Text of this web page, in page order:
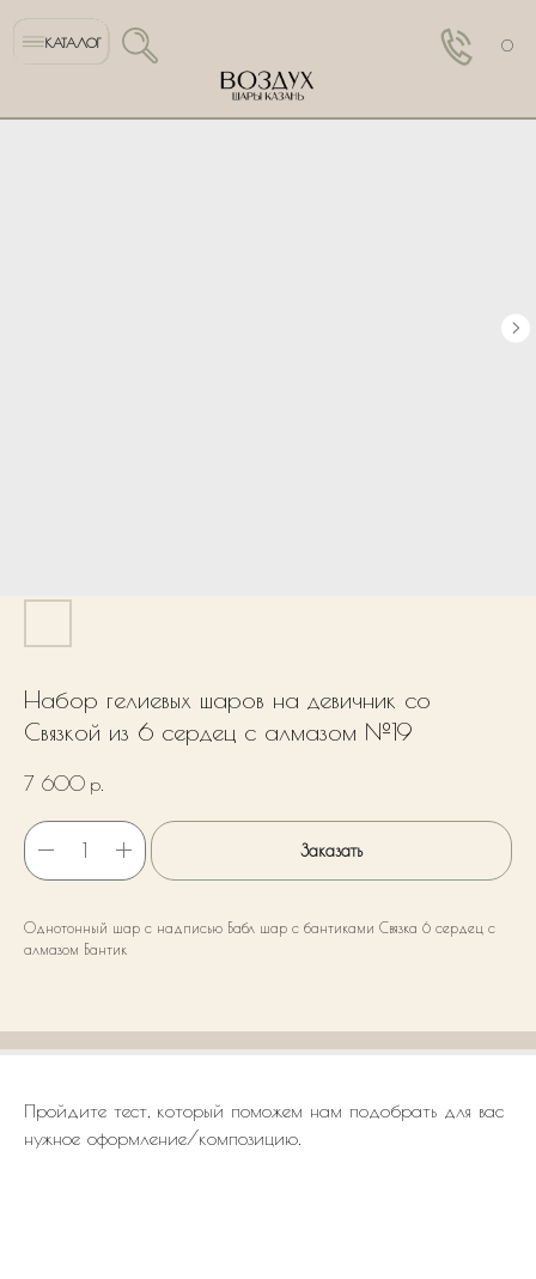
КАТАЛОГ 0
Набор гелиевых шаров на девичник со
Связкой из 6 сердец с алмазом №19
7 600 р.
Заказать
Однотонный шар с надписью Бабл шар с бантиками Связка 6 сердец с
алмазом Бантик
Пройдите тест, который поможем нам подобрать для вас
нужное оформление/композицию.